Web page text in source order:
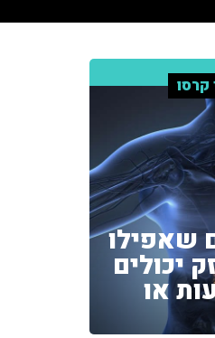
קרסו
שאפילו
יכולים
או